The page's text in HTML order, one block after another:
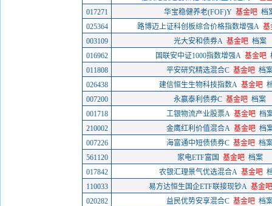
017271
华宝稳健养老(FOF)Y 基金吧 档
025364
路博迈上证科创板综合价格指数增强A 基
003109
光大安和债券A 基金吧 档案
016962
国联安中证1000指数增强A 基金吧
011808
平安研究精选混合C 基金吧 档
026438
建信恒生生物科技指数A 基金吧
007200
永赢泰利债券C 基金吧 档案
001718
工银物流产业股票A 基金吧 档
210002
金鹰红利价值混合A 基金吧 档
007226
海富通中短债债券C 基金吧 档
561120
家电ETF富国 基金吧 档案
017842
农银汇理景气优选混合A 基金吧
110033
易方达恒生国企ETF联接现钞A 基金吧
020282
益民优势安享混合C 基金吧 档